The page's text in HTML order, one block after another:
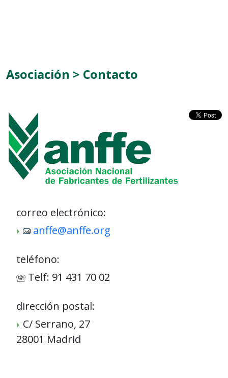
Asociación > Contacto
correo electrónico:
anffe@anffe.org
teléfono:
Telf: 91 431 70 02
dirección postal:
C/ Serrano, 27
28001 Madrid